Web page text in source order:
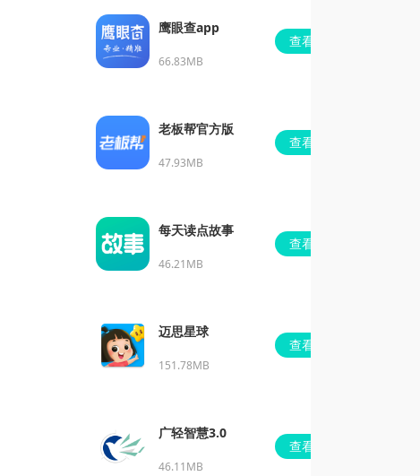
鹰眼查app
66.83MB
查看
老板帮官方版
47.93MB
查看
每天读点故事
46.21MB
查看
迈思星球
151.78MB
查看
广轻智慧3.0
46.11MB
查看